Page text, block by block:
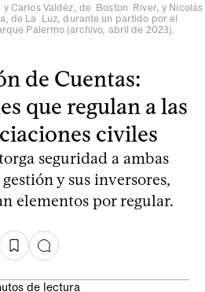
y Carlos Valdéz, de Boston River, y Nicolás
de La Luz, durante un partido por el
Palermo (archivo, abril de 2023).
de Cuentas:
que regulan a las
civiles
seguridad a ambas
y sus inversores,
elementos por regular.
de lectura